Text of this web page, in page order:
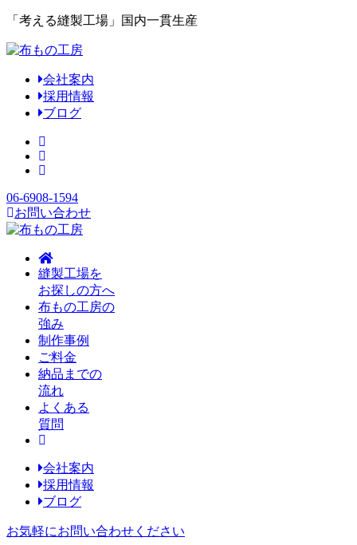
「考える縫製工場」国内一貫生産
会社案内
採用情報
ブログ
06-6908-1594
お問い合わせ
縫製工場を
お探しの方へ
布もの工房の
強み
制作事例
ご料金
納品までの
流れ
よくある
質問
会社案内
採用情報
ブログ
お気軽にお問い合わせください